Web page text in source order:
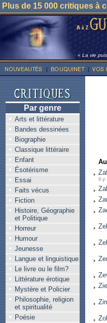
Plus de 15 000 critiques à
« La vie
Par genre
Arts et littérature
Bandes dessinées
Biographie
Classique littéraire
Enfant
Ésotérisme
Essai
Faits vécus
Fiction
Histoire, Géographie
et Politique
Horreur
Humour
Jeunesse
Langue et linguistique
Le livre ou le film?
Littérature érotique
Mystère et Policier
Philosophie, religion
et spiritualité
Poésie
Il y